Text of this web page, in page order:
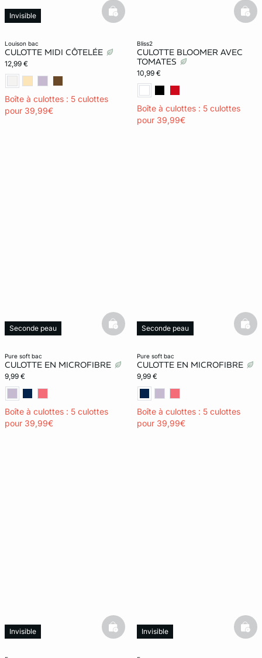
louison bac
CULOTTE MIDI CÔTELÉE
12,99 €
Boîte à culottes : 5 culottes
pour 39,99€
Invisible basketfull
bliss2
CULOTTE BLOOMER AVEC
TOMATES
10,99 €
Boîte à culottes : 5 culottes
pour 39,99€
pure soft bac
CULOTTE EN MICROFIBRE
9,99 €
Boîte à culottes : 5 culottes
pour 39,99€
Seconde peau
basketfull
pure soft bac
CULOTTE EN MICROFIBRE
9,99 €
Boîte à culottes : 5 culottes
pour 39,99€
Seconde peau
Invisible basketfullInvisible